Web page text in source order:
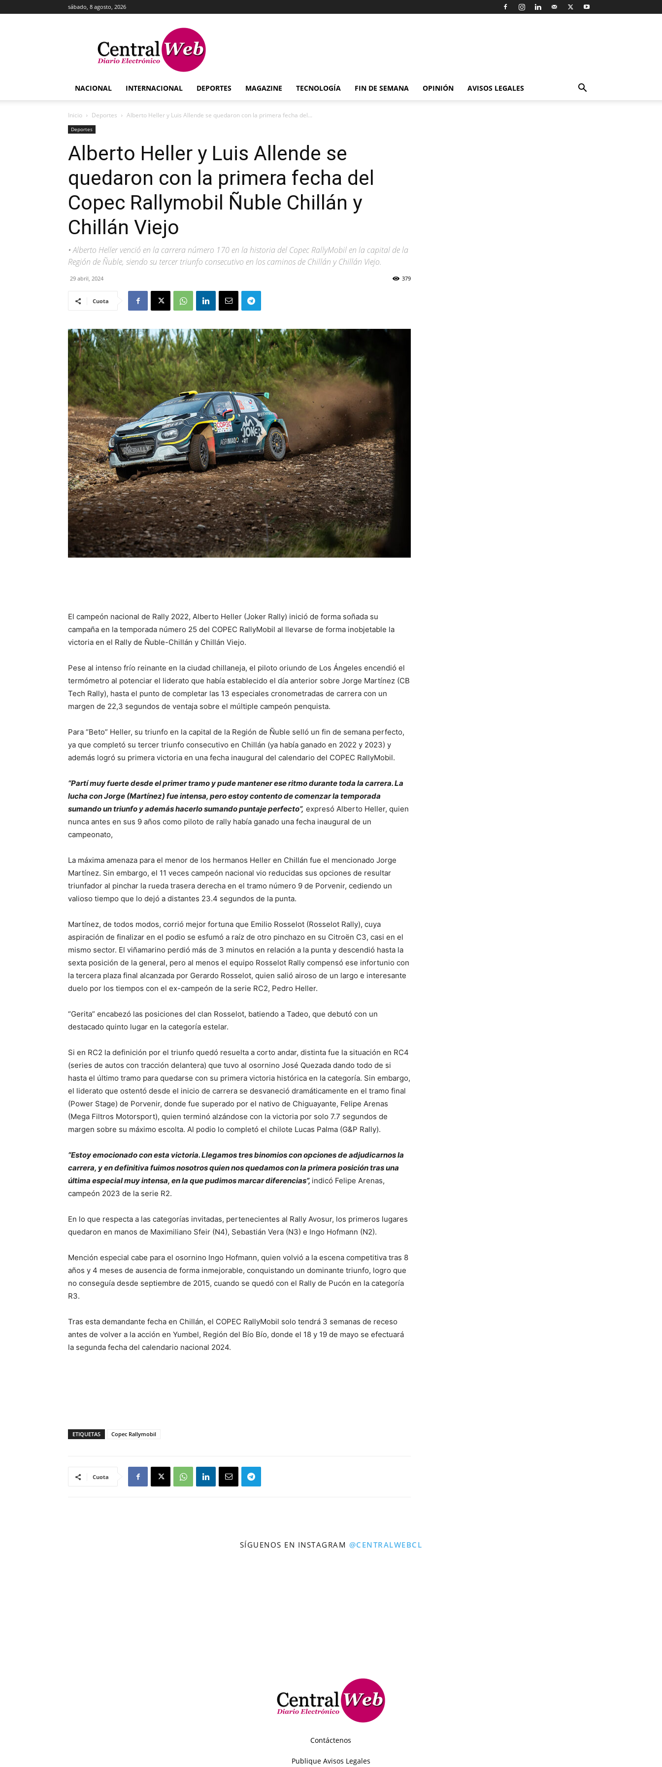
sábado, 8 agosto, 2026
Central
Web
NACIONAL INTERNACIONAL DEPORTES MAGAZINE TECNOLOGÍA FIN DE SEMANA OPINIÓN AVISOS LEGALES
Inicio Deportes Alberto Heller y Luis Allende se quedaron con la primera fecha del...
Deportes
Alberto Heller y Luis Allende se
quedaron con la primera fecha del
Copec Rallymobil Ñuble Chillán y
Chillán Viejo
• Alberto Heller venció en la carrera número 170 en la historia del Copec RallyMobil en la capital de la
Región de Ñuble, siendo su tercer triunfo consecutivo en los caminos de Chillán y Chillán Viejo.
29 abril, 2024 379
Cuota
El campeón nacional de Rally 2022, Alberto Heller (Joker Rally) inició de forma soñada su
campaña en la temporada número 25 del COPEC RallyMobil al llevarse de forma inobjetable la
victoria en el Rally de Ñuble-Chillán y Chillán Viejo.
Pese al intenso frío reinante en la ciudad chillaneja, el piloto oriundo de Los Ángeles encendió el
termómetro al potenciar el liderato que había establecido el día anterior sobre Jorge Martínez (CB
Tech Rally), hasta el punto de completar las 13 especiales cronometradas de carrera con un
margen de 22,3 segundos de ventaja sobre el múltiple campeón penquista.
Para “Beto” Heller, su triunfo en la capital de la Región de Ñuble selló un fin de semana perfecto,
ya que completó su tercer triunfo consecutivo en Chillán (ya había ganado en 2022 y 2023) y
además logró su primera victoria en una fecha inaugural del calendario del COPEC RallyMobil.
“Partí muy fuerte desde el primer tramo y pude mantener ese ritmo durante toda la carrera. La
lucha con Jorge (Martínez) fue intensa, pero estoy contento de comenzar la temporada
sumando un triunfo y además hacerlo sumando puntaje perfecto”, expresó Alberto Heller, quien
nunca antes en sus 9 años como piloto de rally había ganado una fecha inaugural de un
campeonato,
La máxima amenaza para el menor de los hermanos Heller en Chillán fue el mencionado Jorge
Martínez. Sin embargo, el 11 veces campeón nacional vio reducidas sus opciones de resultar
triunfador al pinchar la rueda trasera derecha en el tramo número 9 de Porvenir, cediendo un
valioso tiempo que lo dejó a distantes 23.4 segundos de la punta.
Martínez, de todos modos, corrió mejor fortuna que Emilio Rosselot (Rosselot Rally), cuya
aspiración de finalizar en el podio se esfumó a raíz de otro pinchazo en su Citroën C3, casi en el
mismo sector. El viñamarino perdió más de 3 minutos en relación a la punta y descendió hasta la
sexta posición de la general, pero al menos el equipo Rosselot Rally compensó ese infortunio con
la tercera plaza final alcanzada por Gerardo Rosselot, quien salió airoso de un largo e interesante
duelo por los tiempos con el ex-campeón de la serie RC2, Pedro Heller.
“Gerita” encabezó las posiciones del clan Rosselot, batiendo a Tadeo, que debutó con un
destacado quinto lugar en la categoría estelar.
Si en RC2 la definición por el triunfo quedó resuelta a corto andar, distinta fue la situación en RC4
(series de autos con tracción delantera) que tuvo al osornino José Quezada dando todo de si
hasta el último tramo para quedarse con su primera victoria histórica en la categoría. Sin embargo,
el liderato que ostentó desde el inicio de carrera se desvaneció dramáticamente en el tramo final
(Power Stage) de Porvenir, donde fue superado por el nativo de Chiguayante, Felipe Arenas
(Mega Filtros Motorsport), quien terminó alzándose con la victoria por solo 7.7 segundos de
margen sobre su máximo escolta. Al podio lo completó el chilote Lucas Palma (G&P Rally).
“Estoy emocionado con esta victoria. Llegamos tres binomios con opciones de adjudicarnos la
carrera, y en definitiva fuimos nosotros quien nos quedamos con la primera posición tras una
última especial muy intensa, en la que pudimos marcar diferencias”, indicó Felipe Arenas,
campeón 2023 de la serie R2.
En lo que respecta a las categorías invitadas, pertenecientes al Rally Avosur, los primeros lugares
quedaron en manos de Maximiliano Sfeir (N4), Sebastián Vera (N3) e Ingo Hofmann (N2).
Mención especial cabe para el osornino Ingo Hofmann, quien volvió a la escena competitiva tras 8
años y 4 meses de ausencia de forma inmejorable, conquistando un dominante triunfo, logro que
no conseguía desde septiembre de 2015, cuando se quedó con el Rally de Pucón en la categoría
R3.
Tras esta demandante fecha en Chillán, el COPEC RallyMobil solo tendrá 3 semanas de receso
antes de volver a la acción en Yumbel, Región del Bío Bío, donde el 18 y 19 de mayo se efectuará
la segunda fecha del calendario nacional 2024.
ETIQUETAS Copec Rallymobil
Cuota
SÍGUENOS EN INSTAGRAM @CENTRALWEBCL
Contáctenos
Publique Avisos Legales